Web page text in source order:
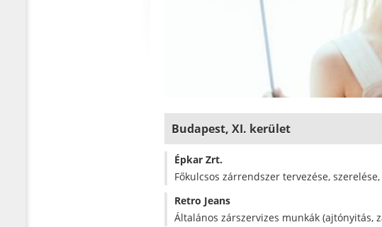
Budapest, XI. kerület
Épkar Zrt.
Főkulcsos zárrendszer tervezése,
Retro Jeans
Általános zárszervizes munkák (ajtónyitás,